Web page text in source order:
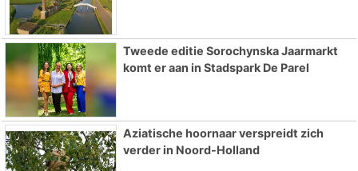
Tweede editie Sorochynska Jaarmarkt
komt er aan in Stadspark De Parel
Aziatische hoornaar verspreidt zich
verder in Noord-Holland